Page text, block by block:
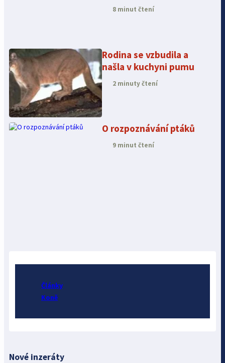
červenobřichého
8 minut čtení
Rodina se vzbudila a
našla v kuchyni pumu
2 minuty čtení
O rozpoznávání ptáků
9 minut čtení
Články
Koně
Nové inzeráty